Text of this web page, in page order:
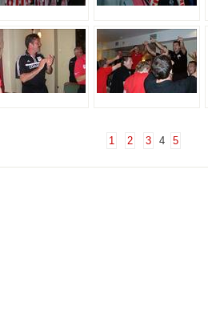
1 2 3 4 5